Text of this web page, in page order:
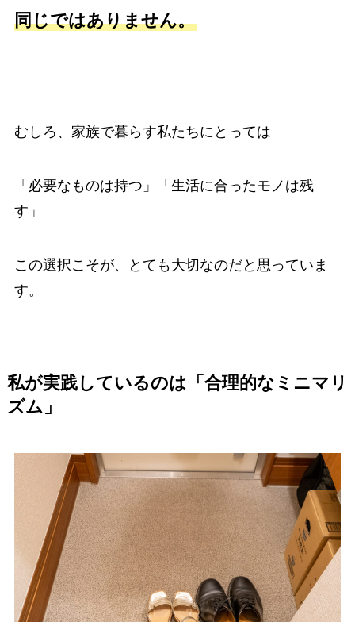
同じではありません。
むしろ、家族で暮らす私たちにとっては
「必要なものは持つ」「生活に合ったモノは残
す」
この選択こそが、とても大切なのだと思っていま
す。
私が実践しているのは「合理的なミニマリ
ズム」